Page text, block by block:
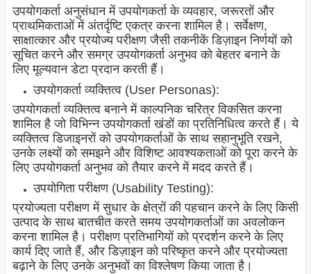
उपयोगकर्ता अनुसंधान में उपयोगकर्ता के व्यवहार, जरूरतों और
प्राथमिकताओं में अंतर्दृष्टि एकत्र करना शामिल है। सर्वेक्षण,
साक्षात्कार और प्रयोज्य परीक्षण जैसी तकनीकें डिज़ाइन निर्णयों को
सूचित करने और समग्र उपयोगकर्ता अनुभव को बेहतर बनाने के
लिए मूल्यवान डेटा प्रदान करती हैं।
उपयोगकर्ता व्यक्तित्व (User Personas):
उपयोगकर्ता व्यक्तित्व बनाने में काल्पनिक चरित्र विकसित करना
शामिल है जो विभिन्न उपयोगकर्ता खंडों का प्रतिनिधित्व करते हैं। ये
व्यक्तित्व डिजाइनरों को उपयोगकर्ताओं के साथ सहानुभूति रखने,
उनके लक्ष्यों को समझने और विशिष्ट आवश्यकताओं को पूरा करने के
लिए उपयोगकर्ता अनुभव को तैयार करने में मदद करते हैं।
उपयोगिता परीक्षण (Usability Testing):
प्रयोज्यता परीक्षण में सुधार के क्षेत्रों की पहचान करने के लिए किसी
उत्पाद के साथ बातचीत करते समय उपयोगकर्ताओं का अवलोकन
करना शामिल है। परीक्षण प्रतिभागियों को प्रदर्शन करने के लिए
कार्य दिए जाते हैं, और डिज़ाइन को परिष्कृत करने और प्रयोज्यता
बढ़ाने के लिए उनके अनुभवों का विश्लेषण किया जाता है।